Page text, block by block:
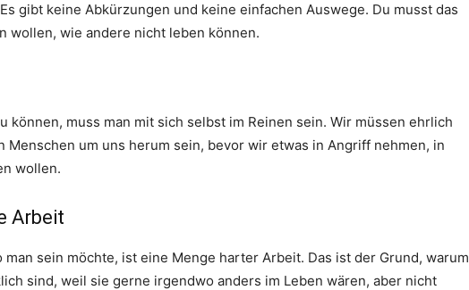
gibt keine Abkürzungen und keine einfachen Auswege. Du musst das
wollen, wie andere nicht leben können.
können, muss man mit sich selbst im Reinen sein. Wir müssen ehrlich
Menschen um uns herum sein, bevor wir etwas in Angriff nehmen, in
wollen.
Arbeit
sein möchte, ist eine Menge harter Arbeit. Das ist der Grund, warum
sind, weil sie gerne irgendwo anders im Leben wären, aber nicht